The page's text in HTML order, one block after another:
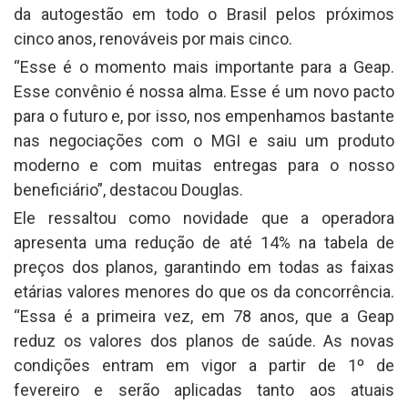
da autogestão em todo o Brasil pelos próximos
cinco anos, renováveis por mais cinco.
“Esse é o momento mais importante para a Geap.
Esse convênio é nossa alma. Esse é um novo pacto
para o futuro e, por isso, nos empenhamos bastante
nas negociações com o MGI e saiu um produto
moderno e com muitas entregas para o nosso
beneficiário”, destacou Douglas.
Ele ressaltou como novidade que a operadora
apresenta uma redução de até 14% na tabela de
preços dos planos, garantindo em todas as faixas
etárias valores menores do que os da concorrência.
“Essa é a primeira vez, em 78 anos, que a Geap
reduz os valores dos planos de saúde. As novas
condições entram em vigor a partir de 1º de
fevereiro e serão aplicadas tanto aos atuais